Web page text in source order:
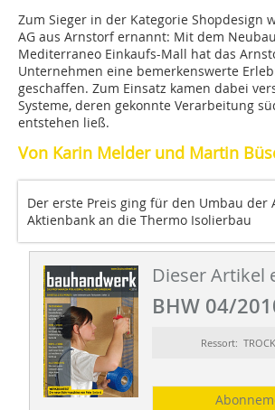
Zum Sieger in der Kategorie Shopdesign
AG aus Arnstorf ernannt: Mit dem
Mediterraneo Einkaufs-Mall hat das
Unternehmen eine bemerkenswerte
geschaffen. Zum Einsatz kamen dabei
Systeme, deren gekonnte Verarbeitung
entstehen ließ.
Von Karin Melder und Martin
Der erste Preis ging für den Umbau der
Aktienbank an die Thermo Isolierbau
Dieser Artikel
BHW 04/
Ressort: